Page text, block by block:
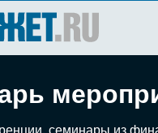
семинары из